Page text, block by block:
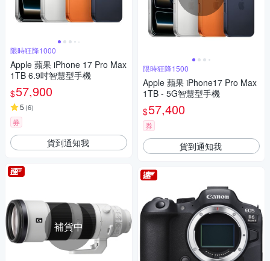
限時狂降1000
Apple 蘋果 iPhone 17 Pro Max
1TB 6.9吋智慧型手機
$57,900
5 (6)
券
貨到通知我
補貨中
限時狂降1500
Apple 蘋果 iPhone17 Pro Max
1TB - 5G智慧型手機
$57,400
券
貨到通知我